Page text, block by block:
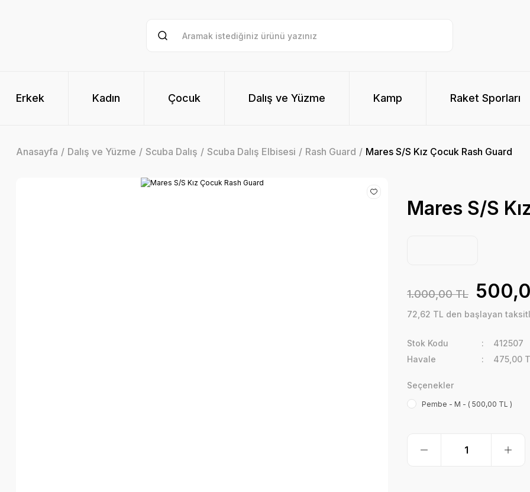
Erkek Kadın Çocuk Dalış ve Yüzme Kamp Raket Sporları
Anasayfa Dalış ve Yüzme Scuba Dalış Scuba Dalış Elbisesi Rash Guard Mares S/S Kız Çocuk Rash Guard
Mares S/S
1.000,00 TL
72,62 TL den başlayan
Stok Kodu
412507
Havale
475,00
Seçenekler
Pembe - M - ( 500,00 TL )